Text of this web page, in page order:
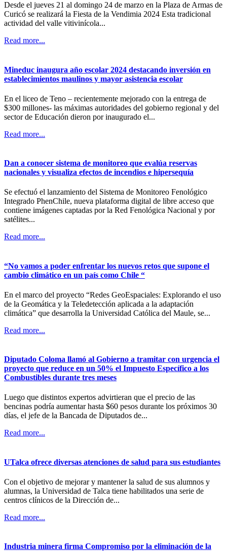
Desde el jueves 21 al domingo 24 de marzo en la Plaza de Armas de
Curicó se realizará la Fiesta de la Vendimia 2024 Esta tradicional
actividad del valle vitivinícola...
Read more...
Mineduc inaugura año escolar 2024 destacando inversión en
establecimientos maulinos y mayor asistencia escolar
En el liceo de Teno – recientemente mejorado con la entrega de
$300 millones- las máximas autoridades del gobierno regional y del
sector de Educación dieron por inaugurado el...
Read more...
Dan a conocer sistema de monitoreo que evalúa reservas
nacionales y visualiza efectos de incendios e hipersequía
Se efectuó el lanzamiento del Sistema de Monitoreo Fenológico
Integrado PhenChile, nueva plataforma digital de libre acceso que
contiene imágenes captadas por la Red Fenológica Nacional y por
satélites...
Read more...
“No vamos a poder enfrentar los nuevos retos que supone el
cambio climático en un país como Chile “
En el marco del proyecto “Redes GeoEspaciales: Explorando el uso
de la Geomática y la Teledetección aplicada a la adaptación
climática” que desarrolla la Universidad Católica del Maule, se...
Read more...
Diputado Coloma llamó al Gobierno a tramitar con urgencia el
proyecto que reduce en un 50% el Impuesto Específico a los
Combustibles durante tres meses
Luego que distintos expertos advirtieran que el precio de las
bencinas podría aumentar hasta $60 pesos durante los próximos 30
días, el jefe de la Bancada de Diputados de...
Read more...
UTalca ofrece diversas atenciones de salud para sus estudiantes
Con el objetivo de mejorar y mantener la salud de sus alumnos y
alumnas, la Universidad de Talca tiene habilitados una serie de
centros clínicos de la Dirección de...
Read more...
Industria minera firma Compromiso por la eliminación de la